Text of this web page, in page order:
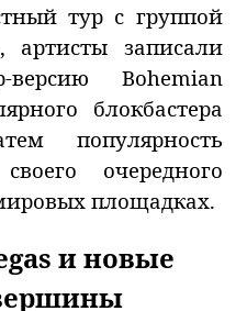
тур с группой
артисты записали
версию Bohemian
блокбастера
популярность
очередного
площадках.
и новые